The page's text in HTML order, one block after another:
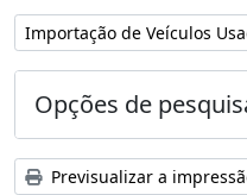
Remover filtro:
Importação de Veículos
Opções de
Previsualizar a